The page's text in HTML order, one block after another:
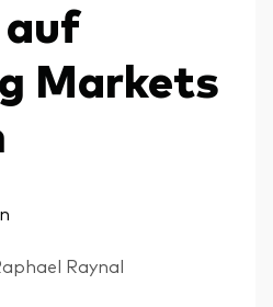
Markets
Raynal